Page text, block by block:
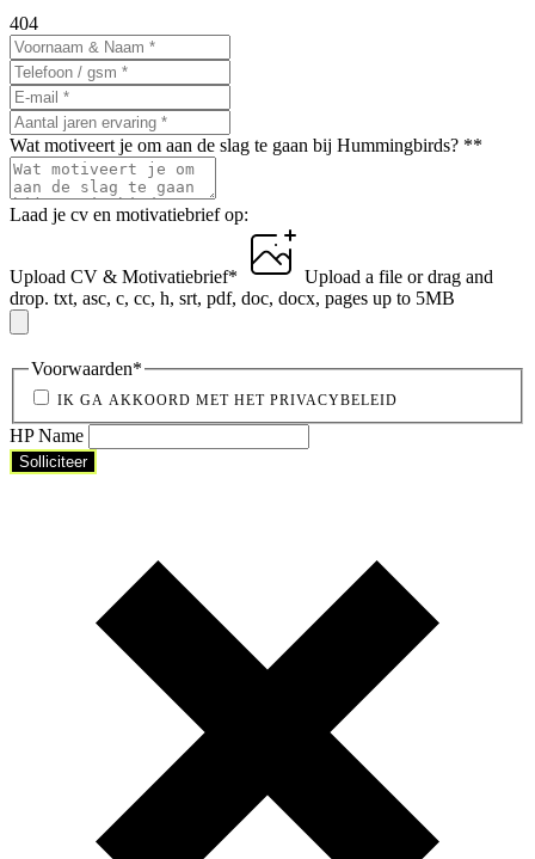
404
Wat motiveert je om aan de slag te gaan bij Hummingbirds? **
Laad je cv en motivatiebrief op:
Upload CV & Motivatiebrief* Upload a file or drag and
drop. txt, asc, c, cc, h, srt, pdf, doc, docx, pages up to 5MB
Voorwaarden*
IK GA AKKOORD MET HET PRIVACYBELEID
HP Name
Solliciteer